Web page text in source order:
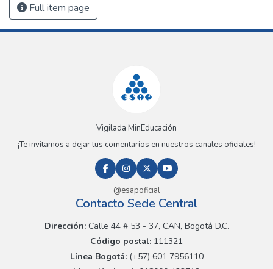
Full item page
Vigilada MinEducación
¡Te invitamos a dejar tus comentarios en nuestros canales oficiales!
@esapoficial
Contacto Sede Central
Dirección:Calle 44 # 53 - 37, CAN, Bogotá D.C.
Código postal: 111321
Línea Bogotá:(+57) 601 7956110